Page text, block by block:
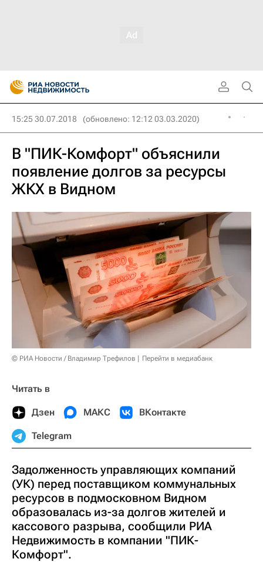
15:25 30.07.2018 (обновлено: 12:12 03.03.2020)
В "ПИК-Комфорт" объяснили
появление долгов за ресурсы
ЖКХ в Видном
© РИА Новости / Владимир Трефилов Перейти в медиабанк
Читать в
Дзен МАКС ВКонтакте
Telegram
Задолженность управляющих компаний
(УК) перед поставщиком коммунальных
ресурсов в подмосковном Видном
образовалась из-за долгов жителей и
кассового разрыва, сообщили РИА
Недвижимость в компании "ПИК-
Комфорт".